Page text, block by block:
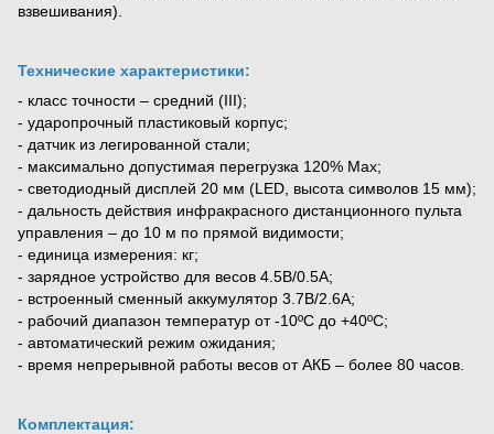
взвешивания).
Технические характеристики:
- класс точности – средний (III);
- ударопрочный пластиковый корпус;
- датчик из легированной стали;
- максимально допустимая перегрузка 120% Мах;
- светодиодный дисплей 20 мм (LED, высота символов 15 мм);
- дальность действия инфракрасного дистанционного пульта
управления – до 10 м по прямой видимости;
- единица измерения: кг;
- зарядное устройство для весов 4.5В/0.5А;
- встроенный сменный аккумулятор 3.7В/2.6А;
- рабочий диапазон температур от -10ºС до +40ºС;
- автоматический режим ожидания;
- время непрерывной работы весов от АКБ – более 80 часов.
Комплектация: